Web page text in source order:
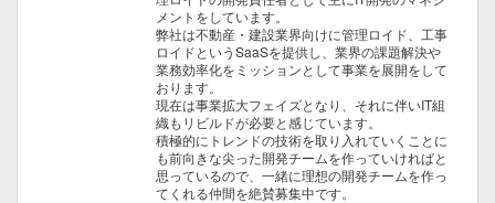
メントをしています。
弊社は不動産・建設業界向けに管理ロイド、工事
ロイドというSaaSを提供し、業界の課題解決や
業務効率化をミッションとして事業を展開をして
おります。
現在は事業拡大フェイズとなり、それに伴いIT組
織もリビルドが必要と感じています。
積極的にトレンドの技術を取り入れていくことに
も前向きな尖った開発チームを作っていければと
思っているので、一緒に理想の開発チームを作っ
てくれる仲間を絶賛募集中です。